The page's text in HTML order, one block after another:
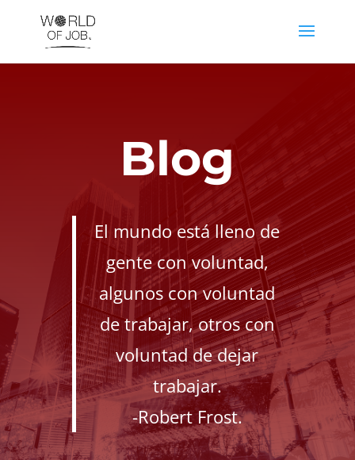
Blog
El mundo está lleno de
gente con voluntad,
algunos con voluntad
de trabajar, otros con
voluntad de dejar
trabajar.
-Robert Frost.